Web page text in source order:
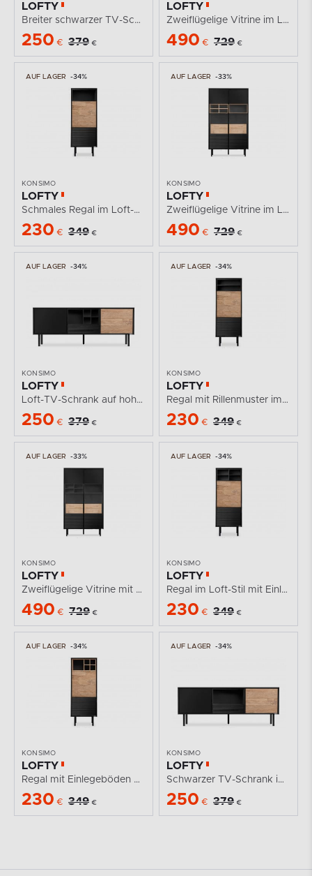
LOFTY
Breiter schwarzer TV-Schrank im Loft-Stil mit...
250 € 379 €
LOFTY
Zweiflügelige Vitrine im Loft-Stil auf hohen Beinen
490 € 729 €
AUF LAGER -34%
KONSIMO
LOFTY
Schmales Regal im Loft-Stil mit Rillenmuster
230 € 349 €
AUF LAGER -33%
KONSIMO
LOFTY
Zweiflügelige Vitrine im Loft-Stil mit Schubladen
490 € 729 €
AUF LAGER -34%
KONSIMO
LOFTY
Loft-TV-Schrank auf hohen Holzbeinen
250 € 379 €
AUF LAGER -34%
KONSIMO
LOFTY
Regal mit Rillenmuster im Loft-Stil
230 € 349 €
AUF LAGER -33%
KONSIMO
LOFTY
Zweiflügelige Vitrine mit Schubladen im Loft-Stil
490 € 729 €
AUF LAGER -34%
KONSIMO
LOFTY
Regal im Loft-Stil mit Einlegeböden
230 € 349 €
AUF LAGER -34%
KONSIMO
LOFTY
Regal mit Einlegeböden auf Beinen
230 € 349 €
AUF LAGER -34%
KONSIMO
LOFTY
Schwarzer TV-Schrank im Loft-Stil mit Rillenmuster
250 € 379 €